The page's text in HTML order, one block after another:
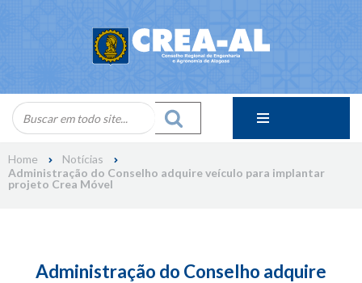
Home
Notícias
Administração do Conselho adquire veículo para implantar
projeto Crea Móvel
Administração do Conselho adquire